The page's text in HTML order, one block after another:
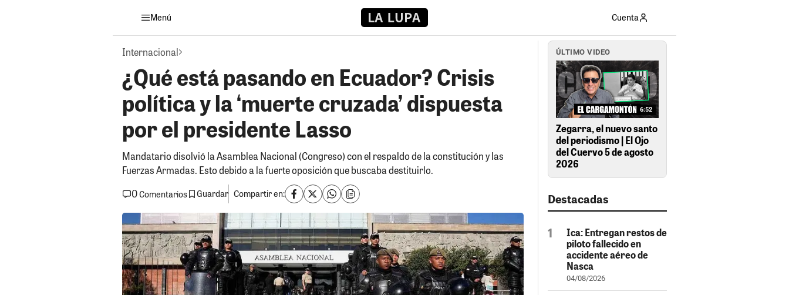
Menú Cuenta
Internacional
¿Qué está pasando en Ecuador? Crisis
política y la ‘muerte cruzada’ dispuesta
por el presidente Lasso
Mandatario disolvió la Asamblea Nacional (Congreso) con el respaldo de la constitución y las
Fuerzas Armadas. Esto debido a la fuerte oposición que buscaba destituirlo.
0Comentarios Guardar Compartir en:
ÚLTIMO VIDEO
6:52
Zegarra, el nuevo santo
del periodismo | El Ojo
del Cuervo 5 de agosto
2026
Destacadas
Ica: Entregan restos de
piloto fallecido en
accidente aéreo de
Nasca
04/08/2026